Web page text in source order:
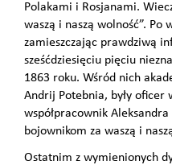
Polakami i Rosjanami.
waszą i naszą wolność”.
zamieszczając prawdziwą
sześćdziesięciu pięciu
1863 roku. Wśród nich
Andrij Potebnia, były oficer
współpracownik
bojownikom za waszą i
Ostatnim z wymienionych